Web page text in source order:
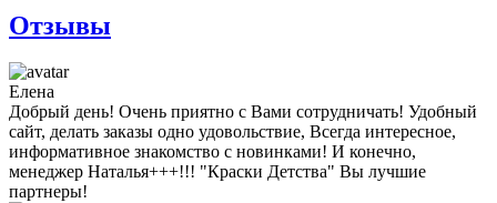
Отзывы
Елена
Добрый день! Очень приятно с Вами сотрудничать! Удобный
сайт, делать заказы одно удовольствие, Всегда интересное,
информативное знакомство с новинками! И конечно,
менеджер Наталья+++!!! "Краски Детства" Вы лучшие
партнеры!